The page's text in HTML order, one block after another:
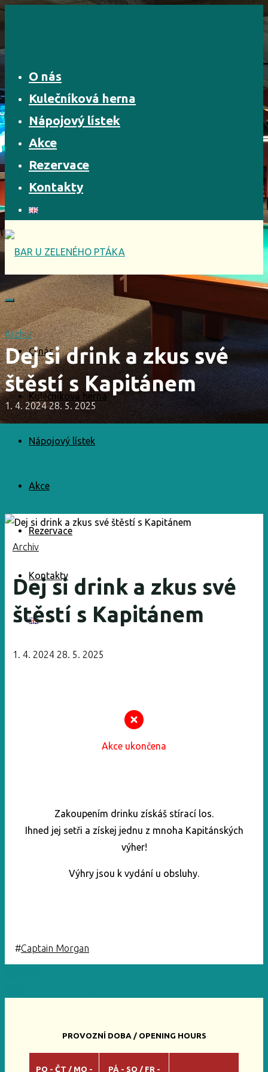
Skip
content
O nás
Kulečníková herna
Nápojový lístek
Akce
Rezervace
Kontakty
O nás
Kulečníková herna
Nápojový lístek
Akce
Rezervace
Kontakty
Archiv
Dej si drink a zkus své
štěstí s Kapitánem
1. 4. 202428. 5. 2025
Archiv
Dej si drink a zkus své
štěstí s Kapitánem
1. 4. 2024 28. 5. 2025
Akce ukončena
Zakoupením drinku získáš stírací los.
Ihned jej setři a získej jednu z mnoha Kapitánských
výher!
Výhry jsou k vydání u obsluhy.
#Captain Morgan
PROVOZNÍ DOBA / OPENING HOURS
PO - ČT / MO - PÁ - SO / FR -